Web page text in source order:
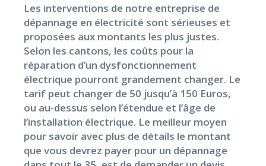
Les interventions de notre entreprise de
dépannage en électricité sont sérieuses et
proposées aux montants les plus justes.
Selon les cantons, les coûts pour la
réparation d’un dysfonctionnement
électrique pourront grandement changer. Le
tarif peut changer de 50 jusqu’à 150 Euros,
ou au-dessus selon l’étendue et l’âge de
l’installation électrique. Le meilleur moyen
pour savoir avec plus de détails le montant
que vous devrez payer pour un dépannage